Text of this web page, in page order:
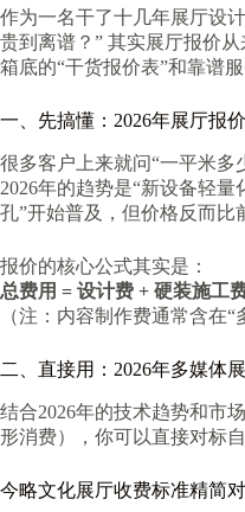
作为一名干了十几年展厅设
贵到离谱？” 其实展厅报价
箱底的“干货报价表”和靠谱
一、先搞懂：2026年展厅报
很多客户上来就问“一平米多
2026年的趋势是“新设备轻
孔”开始普及，但价格反而比
报价的核心公式其实是：
总费用 = 设计费 + 硬装施工
（注：内容制作费通常含在
二、直接用：2026年多媒体
结合2026年的技术趋势和市
形消费），你可以直接对标
今略文化展厅收费标准精简